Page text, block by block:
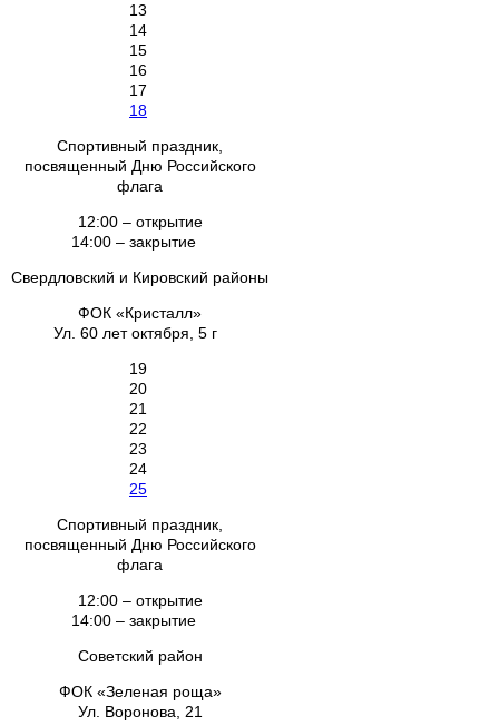
13
14
15
16
17
18
Спортивный праздник,
посвященный Дню Российского
флага
12:00 – открытие
14:00 – закрытие
Свердловский и Кировский районы
ФОК «Кристалл»
Ул. 60 лет октября, 5 г
19
20
21
22
23
24
25
Спортивный праздник,
посвященный Дню Российского
флага
12:00 – открытие
14:00 – закрытие
Советский район
ФОК «Зеленая роща»
Ул. Воронова, 21